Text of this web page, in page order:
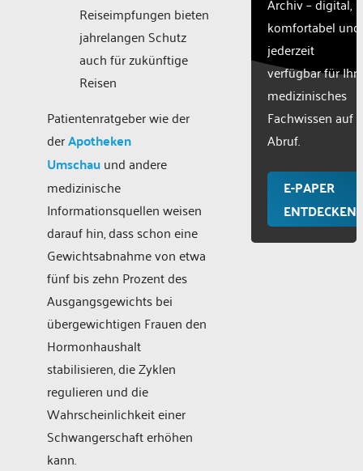
Reiseimpfungen bieten
jahrelangen Schutz
auch für zukünftige
Reisen
Patientenratgeber wie der
derApotheken
Umschauund andere
medizinische
Informationsquellen weisen
darauf hin, dass schon eine
Gewichtsabnahme von etwa
fünf bis zehn Prozent des
Ausgangsgewichts bei
übergewichtigen Frauen den
Hormonhaushalt
stabilisieren, die Zyklen
regulieren und die
Wahrscheinlichkeit einer
Schwangerschaft erhöhen
kann.
komfortabel und
jederzeit
verfügbar für Ihr
medizinisches
Fachwissen auf
Abruf.
E-PAPER
ENTDECKEN